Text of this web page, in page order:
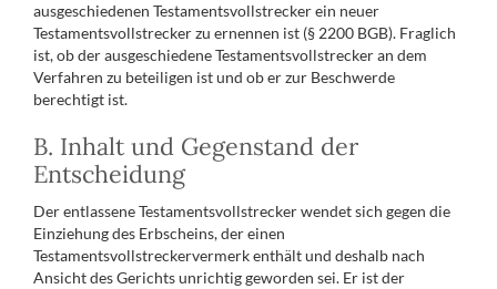
ausgeschiedenen Testamentsvollstrecker ein neuer
Testamentsvollstrecker zu ernennen ist (§ 2200 BGB). Fraglich
ist, ob der ausgeschiedene Testamentsvollstrecker an dem
Verfahren zu beteiligen ist und ob er zur Beschwerde
berechtigt ist.
B. Inhalt und Gegenstand der
Entscheidung
Der entlassene Testamentsvollstrecker wendet sich gegen die
Einziehung des Erbscheins, der einen
Testamentsvollstreckervermerk enthält und deshalb nach
Ansicht des Gerichts unrichtig geworden sei. Er ist der